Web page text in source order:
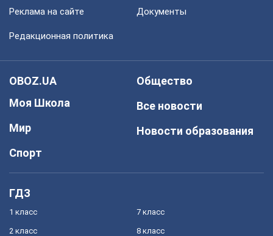
Реклама на сайте Документы
Редакционная политика
OBOZ.UA
Моя Школа
Мир
Спорт
Общество
Все новости
Новости образования
ГДЗ
1 класс
2 класс
7 класс
8 класс